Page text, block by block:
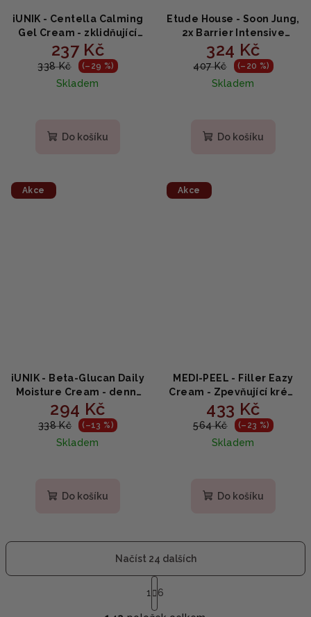
iUNIK - Centella Calming
Gel Cream - zklidňující
krém s centellou 60ml
237 Kč
338 Kč (–29 %)
Skladem
Do košíku
Etude House - Soon Jung,
2x Barrier Intensive
Cream - Bariérový
hydratační krém 60ml
324 Kč
407 Kč (–20 %)
Skladem
Do košíku
Akce
iUNIK - Beta-Glucan Daily
Moisture Cream - denní
hydratační krém s
betaglukanem 60 ml
294 Kč
338 Kč (–13 %)
Skladem
Do košíku
Akce
MEDI-PEEL - Filler Eazy
Cream - Zpevňující krém
proti vráskám - 50ml
433 Kč
564 Kč (–23 %)
Skladem
produktu
Do košíku
O
Načíst 24 dalších
S
t
r
1 6